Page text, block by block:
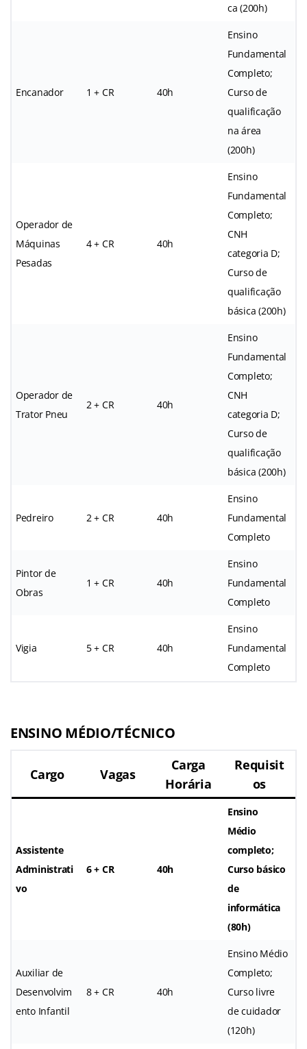
ca (200h)
Encanador 1 + CR 40h
Ensino
Fundamental
Completo;
Curso de
qualificação
na área
(200h)
Operador de
Máquinas
Pesadas
4 + CR 40h
Ensino
Fundamental
Completo;
CNH
categoria D;
Curso de
qualificação
básica (200h)
Operador de
Trator Pneu
2 + CR 40h
Ensino
Fundamental
Completo;
CNH
categoria D;
Curso de
qualificação
básica (200h)
Pedreiro 2 + CR 40h
Ensino
Fundamental
Completo
Pintor de
Obras
1 + CR 40h
Ensino
Fundamental
Completo
Vigia 5 + CR 40h
Ensino
Fundamental
Completo
ENSINO MÉDIO/TÉCNICO
Cargo Vagas
Carga
Horária
Requisit
os
Assistente
Administrati
vo
6 + CR 40h
Ensino
Médio
completo;
Curso básico
de
informática
(80h)
Auxiliar de
Desenvolvim
ento Infantil
8 + CR 40h
Ensino Médio
Completo;
Curso livre
de cuidador
(120h)